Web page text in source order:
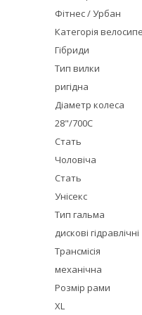
Фітнес / Урбан
Категорія
Гібриди
Тип вилки
ригідна
Діаметр колеса
28"/700С
Стать
Чоловіча
Стать
Унісекс
Тип гальма
дискові гідравлічні
Трансмісія
механічна
Розмір рами
XL